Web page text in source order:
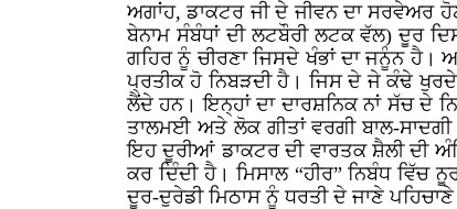
ਅਗਾਂਹ, ਡਾਕਟਰ ਜੀ ਦੇ ਜੀਵਨ ਦਾ ਸਰਵੇਅਰ
ਬੇਨਾਮ ਸੰਬੰਧਾਂ ਦੀ ਲਟਬੌਰੀ ਲਟਕ ਵੱਲ) ਦੂਰ
ਗਹਿਰ ਨੂੰ ਚੀਰਣਾ ਜਿਸਦੇ ਖੰਭਾਂ ਦਾ ਜਨੂੰਨ ਹੈ।
ਪ੍ਰਤੀਕ ਹੋ ਨਿਬੜਦੀ ਹੈ। ਜਿਸ ਦੇ ਜੇ ਕੰਢੇ
ਲੈਂਦੇ ਹਨ। ਇਨ੍ਹਾਂ ਦਾ ਦਾਰਸ਼ਨਿਕ ਨਾਂ ਸੱਚ ਦੇ
ਤਾਲਮਈ ਅਤੇ ਲੋਕ ਗੀਤਾਂ ਵਰਗੀ ਬਾਲ-
ਇਹ ਦੂਰੀਆਂ ਡਾਕਟਰ ਦੀ ਵਾਰਤਕ ਸ਼ੈਲੀ ਦੀ
ਕਰ ਦਿੰਦੀ ਹੈ। ਮਿਸਾਲ “ਹੀਰ” ਨਿਬੰਧ
ਦੂਰ-ਦੁਰੇਡੀ ਮਿਠਾਸ ਨੂੰ ਧਰਤੀ ਦੇ ਜਾਣੇ